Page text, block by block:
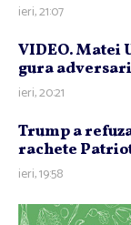
ieri, 21:07
VIDEO. Matei
gura
ieri, 20:21
Trump a
rachete
ieri, 19:58